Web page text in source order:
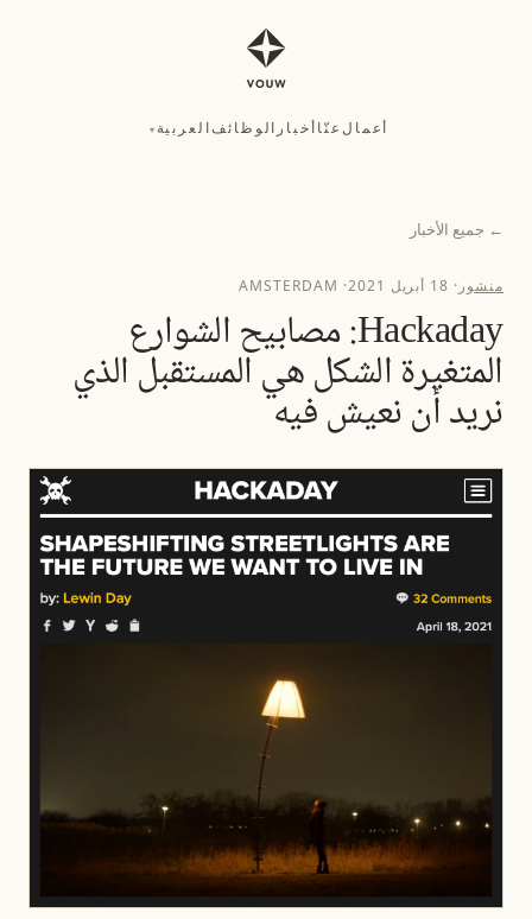
أعمال عنّاأخبار الوظائفالعربية ▾
← جميع الأخبار
منشور · 18 أبريل 2021 ·
AMSTERDAM
Hackaday: مصابيح الشوارع
المتغيرة الشكل هي المستقبل الذي
نريد أن نعيش فيه